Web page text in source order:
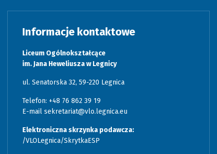
Informacje kontaktowe
Liceum Ogólnokształcące
im. Jana Heweliusza w Legnicy
ul. Senatorska 32, 59-220 Legnica
Telefon: +48 76 862 39 19
E-mail sekretariat@vlo.legnica.eu
Elektroniczna skrzynka podawcza:
/VLOLegnica/SkrytkaESP